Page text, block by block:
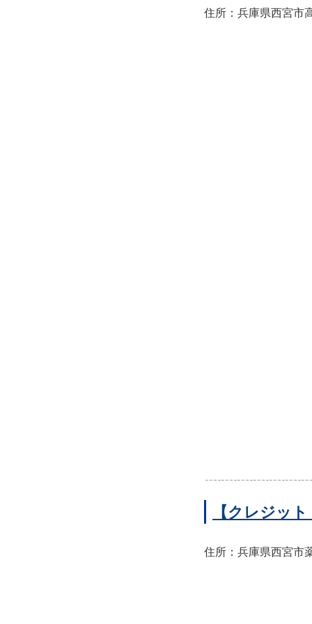
住所：兵庫県西宮市
【クレジッ
住所：兵庫県西宮市